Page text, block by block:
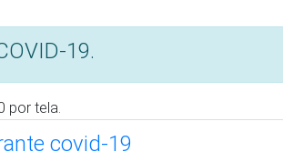
de Gurupá
acesso à internet